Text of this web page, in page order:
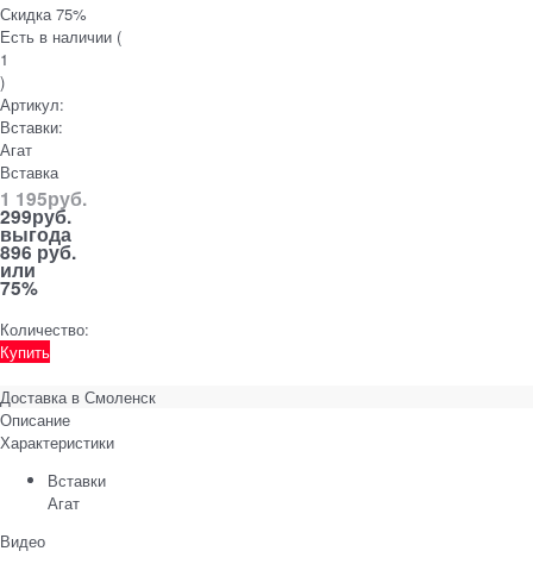
Скидка 75%
Есть в наличии (
1
)
Артикул:
Вставки:
Агат
Вставка
1 195руб.
299руб.
выгода
896 руб.
или
75%
Количество:
Купить
Доставка в Смоленск
Описание
Характеристики
Вставки
Агат
Видео